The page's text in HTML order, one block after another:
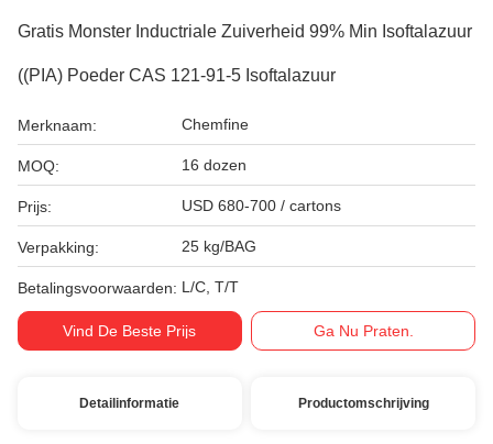
Gratis Monster Inductriale Zuiverheid 99% Min Isoftalazuur
((PIA) Poeder CAS 121-91-5 Isoftalazuur
Merknaam: Chemfine
MOQ: 16 dozen
Prijs: USD 680-700 / cartons
Verpakking: 25 kg/BAG
Betalingsvoorwaarden: L/C, T/T
Vind De Beste Prijs Ga Nu Praten.
Detailinformatie Productomschrijving